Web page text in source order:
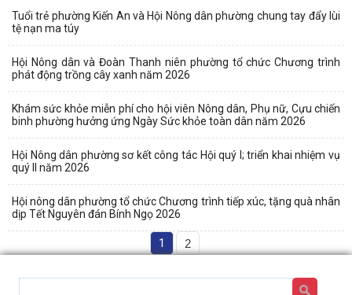
Tuổi trẻ phường Kiến An và Hội Nông dân phường chung tay đẩy lùi
tệ nạn ma túy
Hội Nông dân và Đoàn Thanh niên phường tổ chức Chương trình
phát động trồng cây xanh năm 2026
Khám sức khỏe miễn phí cho hội viên Nông dân, Phụ nữ, Cựu chiến
binh phường hưởng ứng Ngày Sức khỏe toàn dân năm 2026
Hội Nông dân phường sơ kết công tác Hội quý I; triển khai nhiệm vụ
quý II năm 2026
Hội nông dân phường tổ chức Chương trình tiếp xúc, tặng quà nhân
dịp Tết Nguyên đán Bính Ngọ 2026
1 2